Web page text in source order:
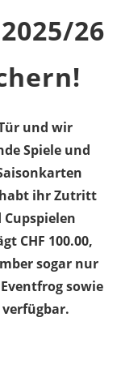
26
und wir
Spiele und
ihr Zutritt
CHF 100.00,
sogar nur
sowie